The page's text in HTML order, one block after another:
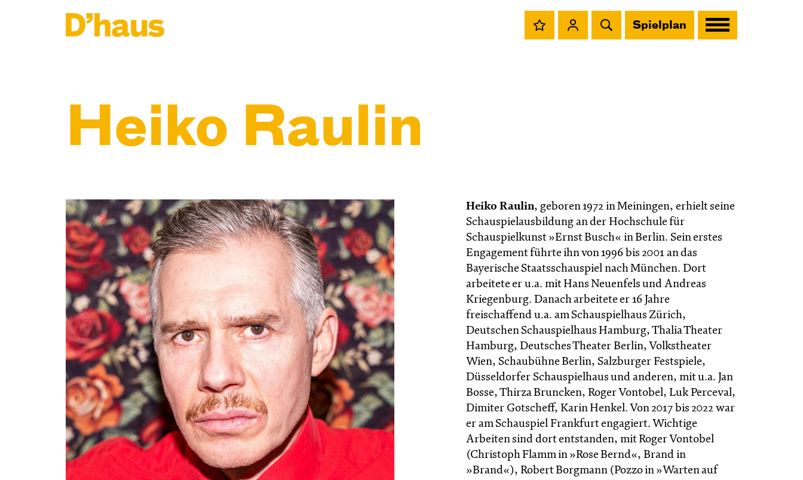
Spielplan
Heiko Raulin
Heiko Raulin, geboren 1972 in Meiningen, erhielt seine
Schauspielausbildung an der Hochschule für
Schauspielkunst »Ernst Busch« in Berlin. Sein erstes
Engagement führte ihn von 1996 bis 2001 an das
Bayerische Staatsschauspiel nach München. Dort
arbeitete er u.a. mit Hans Neuenfels und Andreas
Kriegenburg. Danach arbeitete er 16 Jahre
freischaffend u.a. am Schauspielhaus Zürich,
Deutschen Schauspielhaus Hamburg, Thalia Theater
Hamburg, Deutsches Theater Berlin, Volkstheater
Wien, Schaubühne Berlin, Salzburger Festspiele,
Düsseldorfer Schauspielhaus und anderen, mit u.a. Jan
Bosse, Thirza Bruncken, Roger Vontobel, Luk Perceval,
Dimiter Gotscheff, Karin Henkel. Von 2017 bis 2022 war
er am Schauspiel Frankfurt engagiert. Wichtige
Arbeiten sind dort entstanden, mit Roger Vontobel
(Christoph Flamm in »Rose Bernd«, Brand in
»Brand«), Robert Borgmann (Pozzo in »Warten auf